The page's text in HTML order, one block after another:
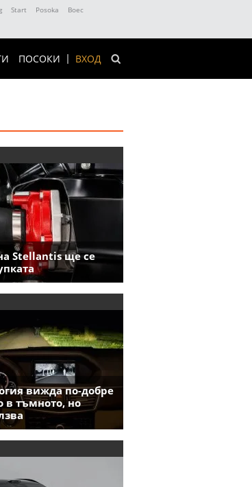
Start Posoka
Boec
ВХОД
ПОСОКИ
Stellantis ще се
вижда по-добре
в тъмното, но